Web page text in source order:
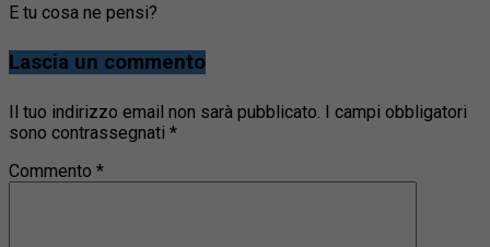
E tu cosa ne pensi?
Lascia un commento
Il tuo indirizzo email non sarà pubblicato. I campi obbligatori
sono contrassegnati *
Commento *